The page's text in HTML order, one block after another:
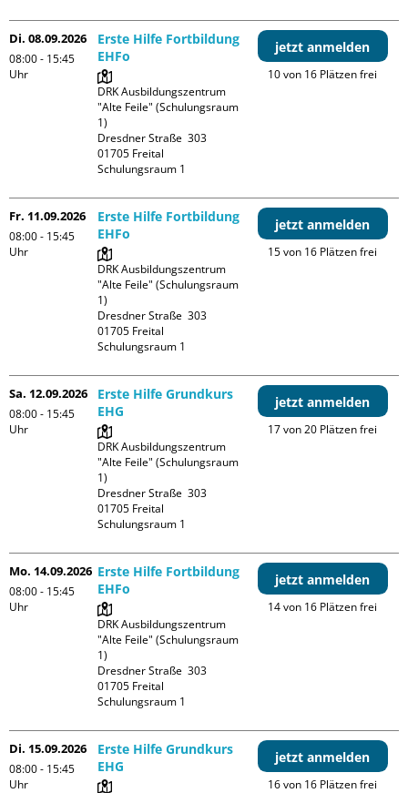
Di. 08.09.2026
08:00 - 15:45
Uhr
Erste Hilfe Fortbildung
EHFo
DRK Ausbildungszentrum
"Alte Feile" (Schulungsraum
1)
Dresdner Straße  303
01705 Freital
Schulungsraum 1
jetzt anmelden
10 von 16 Plätzen frei
Fr. 11.09.2026
08:00 - 15:45
Uhr
Erste Hilfe Fortbildung
EHFo
DRK Ausbildungszentrum
"Alte Feile" (Schulungsraum
1)
Dresdner Straße  303
01705 Freital
Schulungsraum 1
jetzt anmelden
15 von 16 Plätzen frei
Sa. 12.09.2026
08:00 - 15:45
Uhr
Erste Hilfe Grundkurs
EHG
DRK Ausbildungszentrum
"Alte Feile" (Schulungsraum
1)
Dresdner Straße  303
01705 Freital
Schulungsraum 1
jetzt anmelden
17 von 20 Plätzen frei
Mo. 14.09.2026
08:00 - 15:45
Uhr
Erste Hilfe Fortbildung
EHFo
DRK Ausbildungszentrum
"Alte Feile" (Schulungsraum
1)
Dresdner Straße  303
01705 Freital
Schulungsraum 1
jetzt anmelden
14 von 16 Plätzen frei
Di. 15.09.2026
08:00 - 15:45
Uhr
Erste Hilfe Grundkurs
EHG
jetzt anmelden
16 von 16 Plätzen frei